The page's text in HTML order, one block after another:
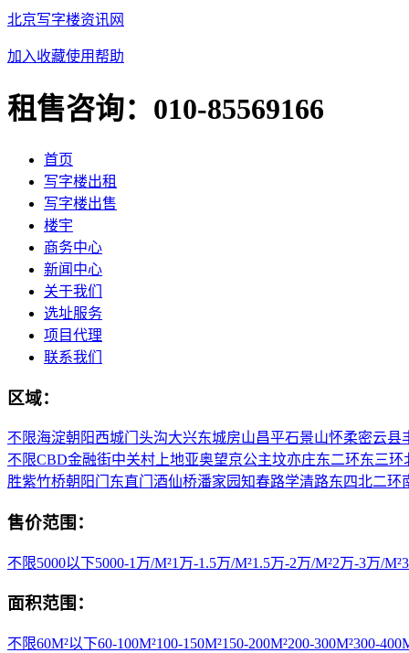
北京写字楼资讯网
加入收藏使用帮助
租售咨询： 010-85569166
首页
写字楼出租
写字楼出售
楼宇
商务中心
新闻中心
关于我们
选址服务
项目代理
联系我们
区域：
不限海淀朝阳西城门头沟大兴东城房山昌平石景山怀柔密云县
不限CBD金融街中关村 上地亚奥望京公主坟亦庄东二环东三环
胜紫竹桥朝阳门 东直门 酒仙桥潘家园知春路学清路东四北二环
售价范围：
不限5000以下5000-1万/M²1万-1.5万/M²1.5万-2万/M²2万-3万/M²
面积范围：
不限60M²以下60-100M²100-150M²150-200M²200-300M²300-